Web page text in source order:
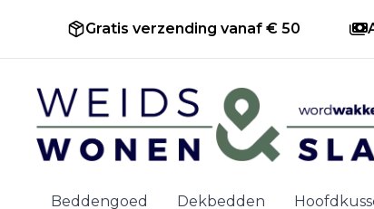
Gratis verzending vanaf € 50
Ga naar de inhoud
Beddengoed Dekbedden